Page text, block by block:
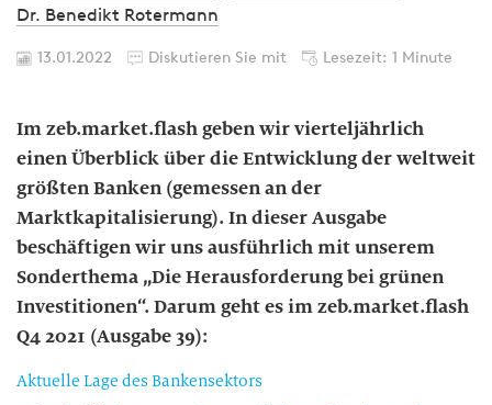
Dr. Benedikt Rotermann
13.01.2022 Diskutieren Sie mit Lesezeit: 1 Minute
Im zeb.market.flash geben wir vierteljährlich
einen Überblick über die Entwicklung der weltweit
größten Banken (gemessen an der
Marktkapitalisierung). In dieser Ausgabe
beschäftigen wir uns ausführlich mit unserem
Sonderthema „Die Herausforderung bei grünen
Investitionen“. Darum geht es im zeb.market.flash
Q4 2021 (Ausgabe 39):
Aktuelle Lage des Bankensektors